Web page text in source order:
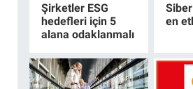
Şirketler ESG
hedefleri için 5
alana odaklanmalı
en